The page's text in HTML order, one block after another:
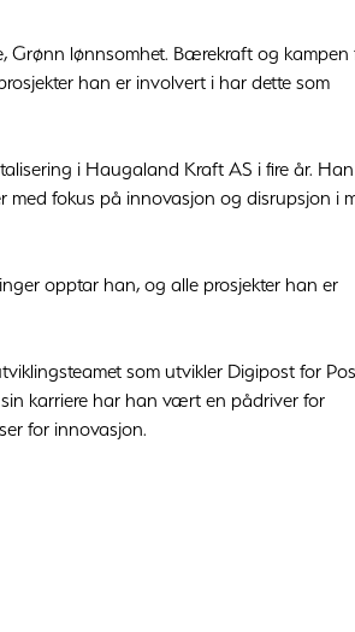
lønnsomhet. Bærekraft og kampen
han er involvert i har dette som
i Haugaland Kraft AS i fire år. Han
med fokus på innovasjon og disrupsjon i
opptar han, og alle prosjekter han er
som utvikler Digipost for
karriere har han vært en pådriver for
for innovasjon.